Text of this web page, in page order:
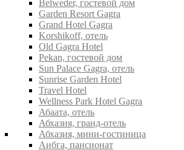
Belweder, гостевой дом
Garden Resort Gagra
Grand Hotel Gagra
Korshikoff, отель
Old Gagra Hotel
Pekan, гостевой дом
Sun Palace Gagra, отель
Sunrise Garden Hotel
Travel Hotel
Wellness Park Hotel Gagra
Абаата, отель
Абхазия, гранд-отель
Абхазия, мини-гостиница
Аибга, пансионат